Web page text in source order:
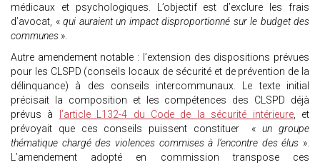
médicaux et psychologiques. L’objectif est d’exclure les frais
d’avocat, « qui auraient un impact disproportionné sur le budget des
communes ».
Autre amendement notable : l’extension des dispositions prévues
pour les CLSPD (conseils locaux de sécurité et de prévention de la
délinquance) à des conseils intercommunaux. Le texte initial
précisait la composition et les compétences des CLSPD déjà
prévus à
l’article L132-4 du Code de la sécurité intérieure, et
prévoyait que ces conseils puissent constituer « un groupe
thématique chargé des violences commises à l’encontre des élus ».
L’amendement adopté en commission transpose ces